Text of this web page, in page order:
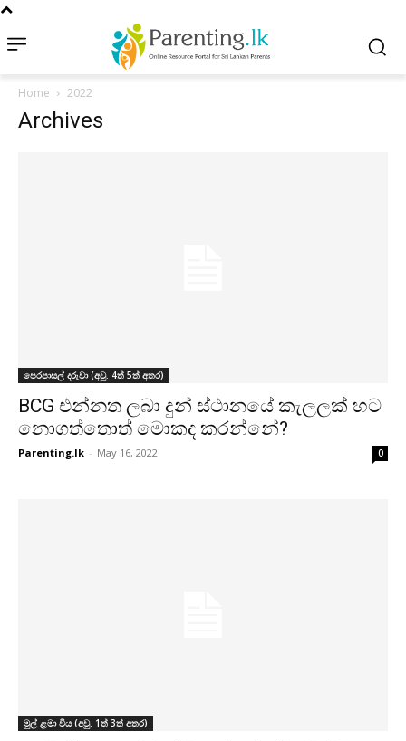
Home 2022
Archives
පෙරපාසල් දරුවා (අවු. 4ත් 5ත් අතර)
BCG එන්නත ලබා දුන් ස්ථානයේ කැලලක් හට
නොගත්තොත් මොකද කරන්නේ?
Parenting.lk - May 16, 2022 0
මුල් ළමා විය (අවු. 1ත් 3ත් අතර)